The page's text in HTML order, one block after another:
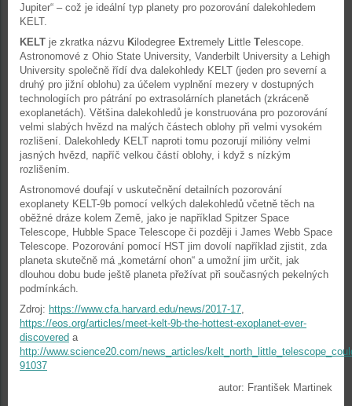
Jupiter“ – což je ideální typ planety pro pozorování dalekohledem
KELT.
KELT je zkratka názvu Kilodegree Extremely Little Telescope.
Astronomové z Ohio State University, Vanderbilt University a Lehigh
University společně řídí dva dalekohledy KELT (jeden pro severní a
druhý pro jižní oblohu) za účelem vyplnění mezery v dostupných
technologiích pro pátrání po extrasolárních planetách (zkráceně
exoplanetách). Většina dalekohledů je konstruována pro pozorování
velmi slabých hvězd na malých částech oblohy při velmi vysokém
rozlišení. Dalekohledy KELT naproti tomu pozorují milióny velmi
jasných hvězd, napříč velkou částí oblohy, i když s nízkým
rozlišením.
Astronomové doufají v uskutečnění detailních pozorování
exoplanety KELT-9b pomocí velkých dalekohledů včetně těch na
oběžné dráze kolem Země, jako je například Spitzer Space
Telescope, Hubble Space Telescope či později i James Webb Space
Telescope. Pozorování pomocí HST jim dovolí například zjistit, zda
planeta skutečně má „kometární ohon“ a umožní jim určit, jak
dlouhou dobu bude ještě planeta přežívat při současných pekelných
podmínkách.
Zdroj: https://www.cfa.harvard.edu/news/2017-17,
https://eos.org/articles/meet-kelt-9b-the-hottest-exoplanet-ever-
discovered a
http://www.science20.com/news_articles/
91037
autor: František Martinek